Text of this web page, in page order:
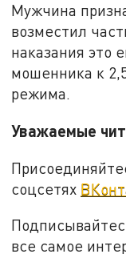
Мужчина
возместил
наказания это
мошенника к
режима.
Уважаемые
соцсетях
все самое